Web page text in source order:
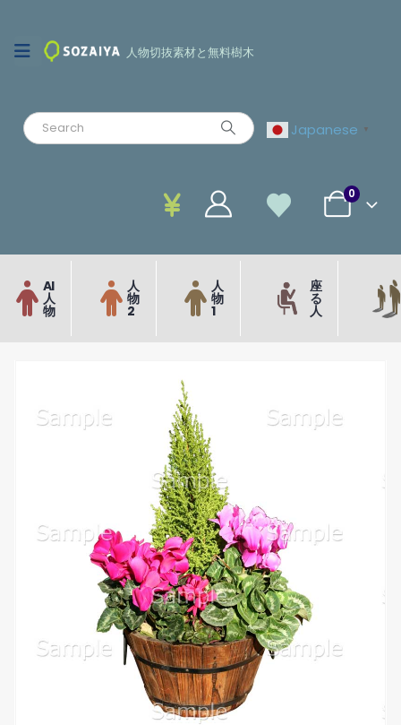
人物切抜素材と無料樹木
Japanese ▼
0
AI
人
物
人
物
2
人
物
1
座
る
人